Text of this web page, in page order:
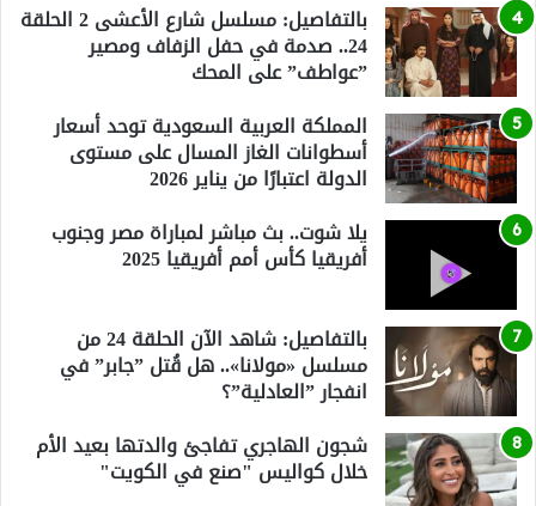
بالتفاصيل: مسلسل شارع الأعشى 2 الحلقة
24.. صدمة في حفل الزفاف ومصير
”عواطف” على المحك
المملكة العربية السعودية توحد أسعار
أسطوانات الغاز المسال على مستوى
الدولة اعتبارًا من يناير 2026
يلا شوت.. بث مباشر لمباراة مصر وجنوب
أفريقيا كأس أمم أفريقيا 2025
بالتفاصيل: شاهد الآن الحلقة 24 من
مسلسل «مولانا».. هل قُتل ”جابر” في
انفجار ”العادلية”؟
شجون الهاجري تفاجئ والدتها بعيد الأم
خلال كواليس "صنع في الكويت"